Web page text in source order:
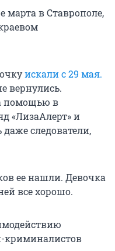
в Ставрополе,
искали с 29 мая.
вернулись.
помощью в
«ЛизаАлерт» и
следователи,
ее нашли. Девочка
все хорошо.
криминалистов